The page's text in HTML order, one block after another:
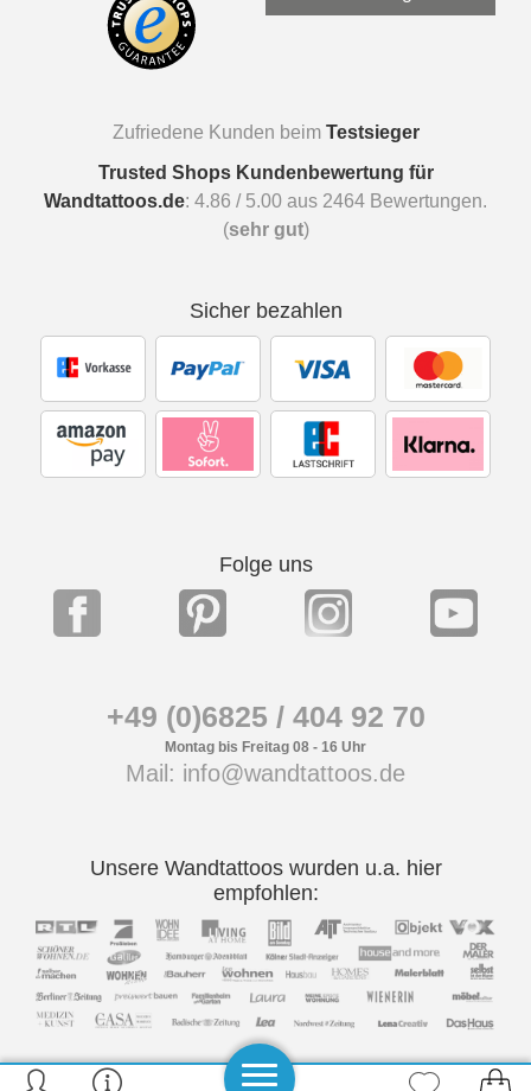
Zufriedene Kunden beim Testsieger
Trusted Shops Kundenbewertung für
Wandtattoos.de: 4.86 / 5.00 aus 2464 Bewertungen.
(sehr gut)
Sicher bezahlen
Folge uns
+49 (0)6825 / 404 92 70
Montag bis Freitag 08 - 16 Uhr
Mail: info@wandtattoos.de
Unsere Wandtattoos wurden u.a. hier
empfohlen: